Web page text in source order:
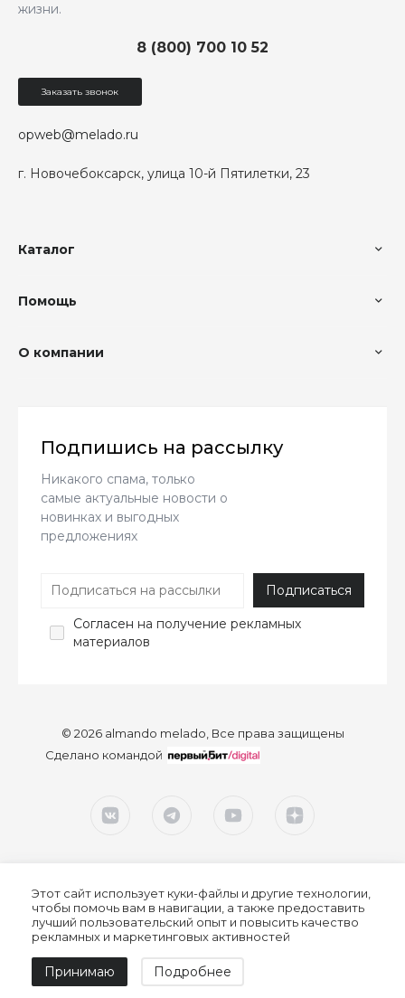
жизни.
г. Новочебоксарск, улица 10-й Пятилетки, 23
8 (800) 700 10 52
opweb@melado.ru
Заказать звонок
Каталог
Помощь
О компании
Подпишись на рассылку
Никакого спама, только
самые актуальные новости о
новинках и выгодных
предложениях
Согласен на получение рекламных
материалов
© 2026 almando melado, Все права защищены
Сделано командой
Согласие на обработку персональных данных
Политика конфиденциальности
Этот сайт использует куки-файлы и другие технологии,
чтобы помочь вам в навигации, а также предоставить
лучший пользовательский опыт и повысить качество
рекламных и маркетинговых активностей
Принимаю Подробнее